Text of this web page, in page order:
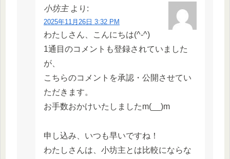
小坊主 より:
2025年11月26日 3:32 PM
わたしさん、こんにちは(^-^)
1通目のコメントも登録されていました
が、
こちらのコメントを承認・公開させてい
ただきます。
お手数おかけいたしましたm(__)m
申し込み、いつも早いですね！
わたしさんは、小坊主とは比較にならな